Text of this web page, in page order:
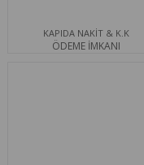
KAPIDA NAKİT & K.K
ÖDEME İMKANI